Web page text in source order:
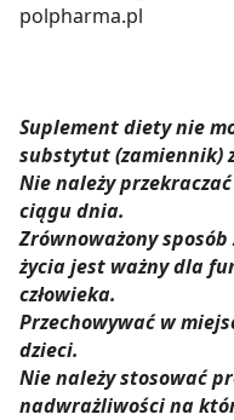
polpharma.pl
Suplement diety nie
substytut (zamiennik)
Nie należy
ciągu dnia.
Zrównoważony
życia jest ważny dla
człowieka.
Przechowywać w
dzieci.
Nie należy stosować
nadwrażliwości na